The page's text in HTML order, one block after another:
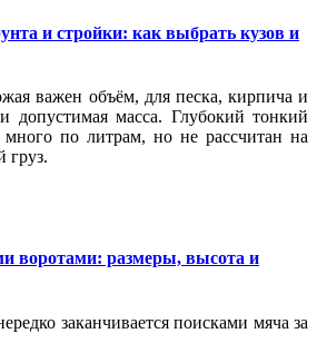
и стройки: как выбрать кузов и
важен объём, для песка, кирпича и
допустимая масса. Глубокий тонкий
по литрам, но не рассчитан на
груз.
воротами: размеры, высота и
заканчивается поисками мяча за